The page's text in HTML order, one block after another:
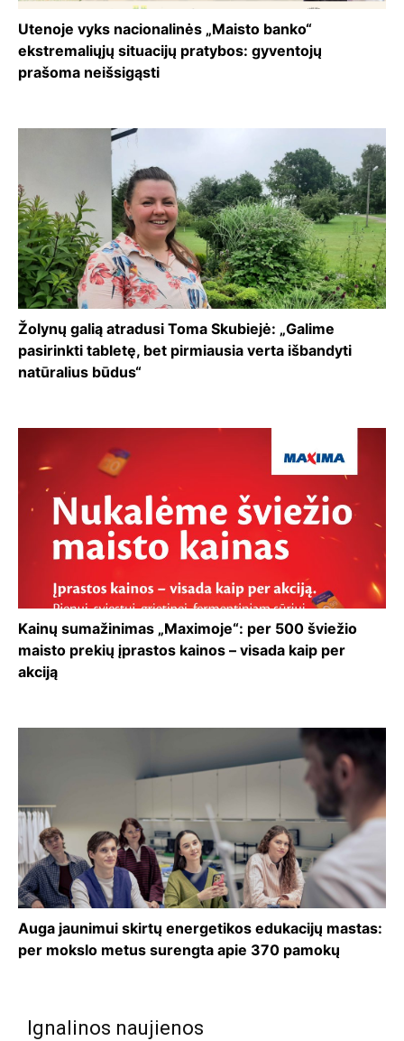
Utenoje vyks nacionalinės „Maisto banko“
ekstremaliųjų situacijų pratybos: gyventojų
prašoma neišsigąsti
Žolynų galią atradusi Toma Skubiejė: „Galime
pasirinkti tabletę, bet pirmiausia verta išbandyti
natūralius būdus“
Kainų sumažinimas „Maximoje“: per 500 šviežio
maisto prekių įprastos kainos – visada kaip per
akciją
Auga jaunimui skirtų energetikos edukacijų mastas:
per mokslo metus surengta apie 370 pamokų
Ignalinos naujienos